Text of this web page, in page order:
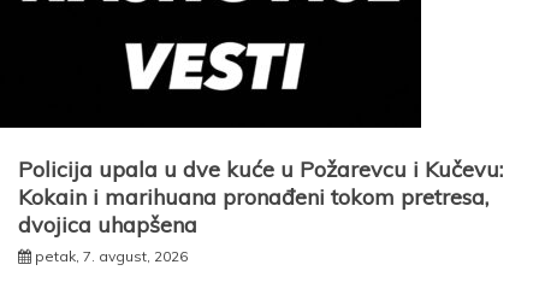
Policija upala u dve kuće u Požarevcu i Kučevu:
Kokain i marihuana pronađeni tokom pretresa,
dvojica uhapšena
petak, 7. avgust, 2026